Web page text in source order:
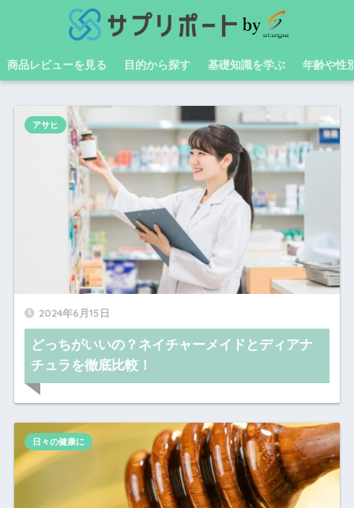
商品レビューを見る 目的から探す 基礎知識を学ぶ 年齢や性
2024年6月15日
どっちがいいの？ネイチャーメイドとディアナ
チュラを徹底比較！
アサヒ
日々の健康に